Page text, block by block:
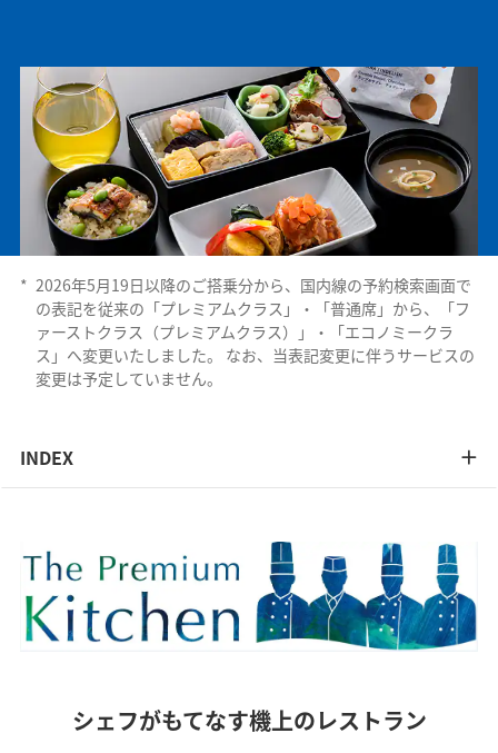
* 2026年5月19日以降のご搭乗分から、国内線の予約検索画面で
の表記を従来の「プレミアムクラス」・「普通席」から、「フ
ァーストクラス（プレミアムクラス）」・「エコノミークラ
ス」へ変更いたしました。 なお、当表記変更に伴うサービスの
変更は予定していません。
INDEX
シェフがもてなす機上のレストラン